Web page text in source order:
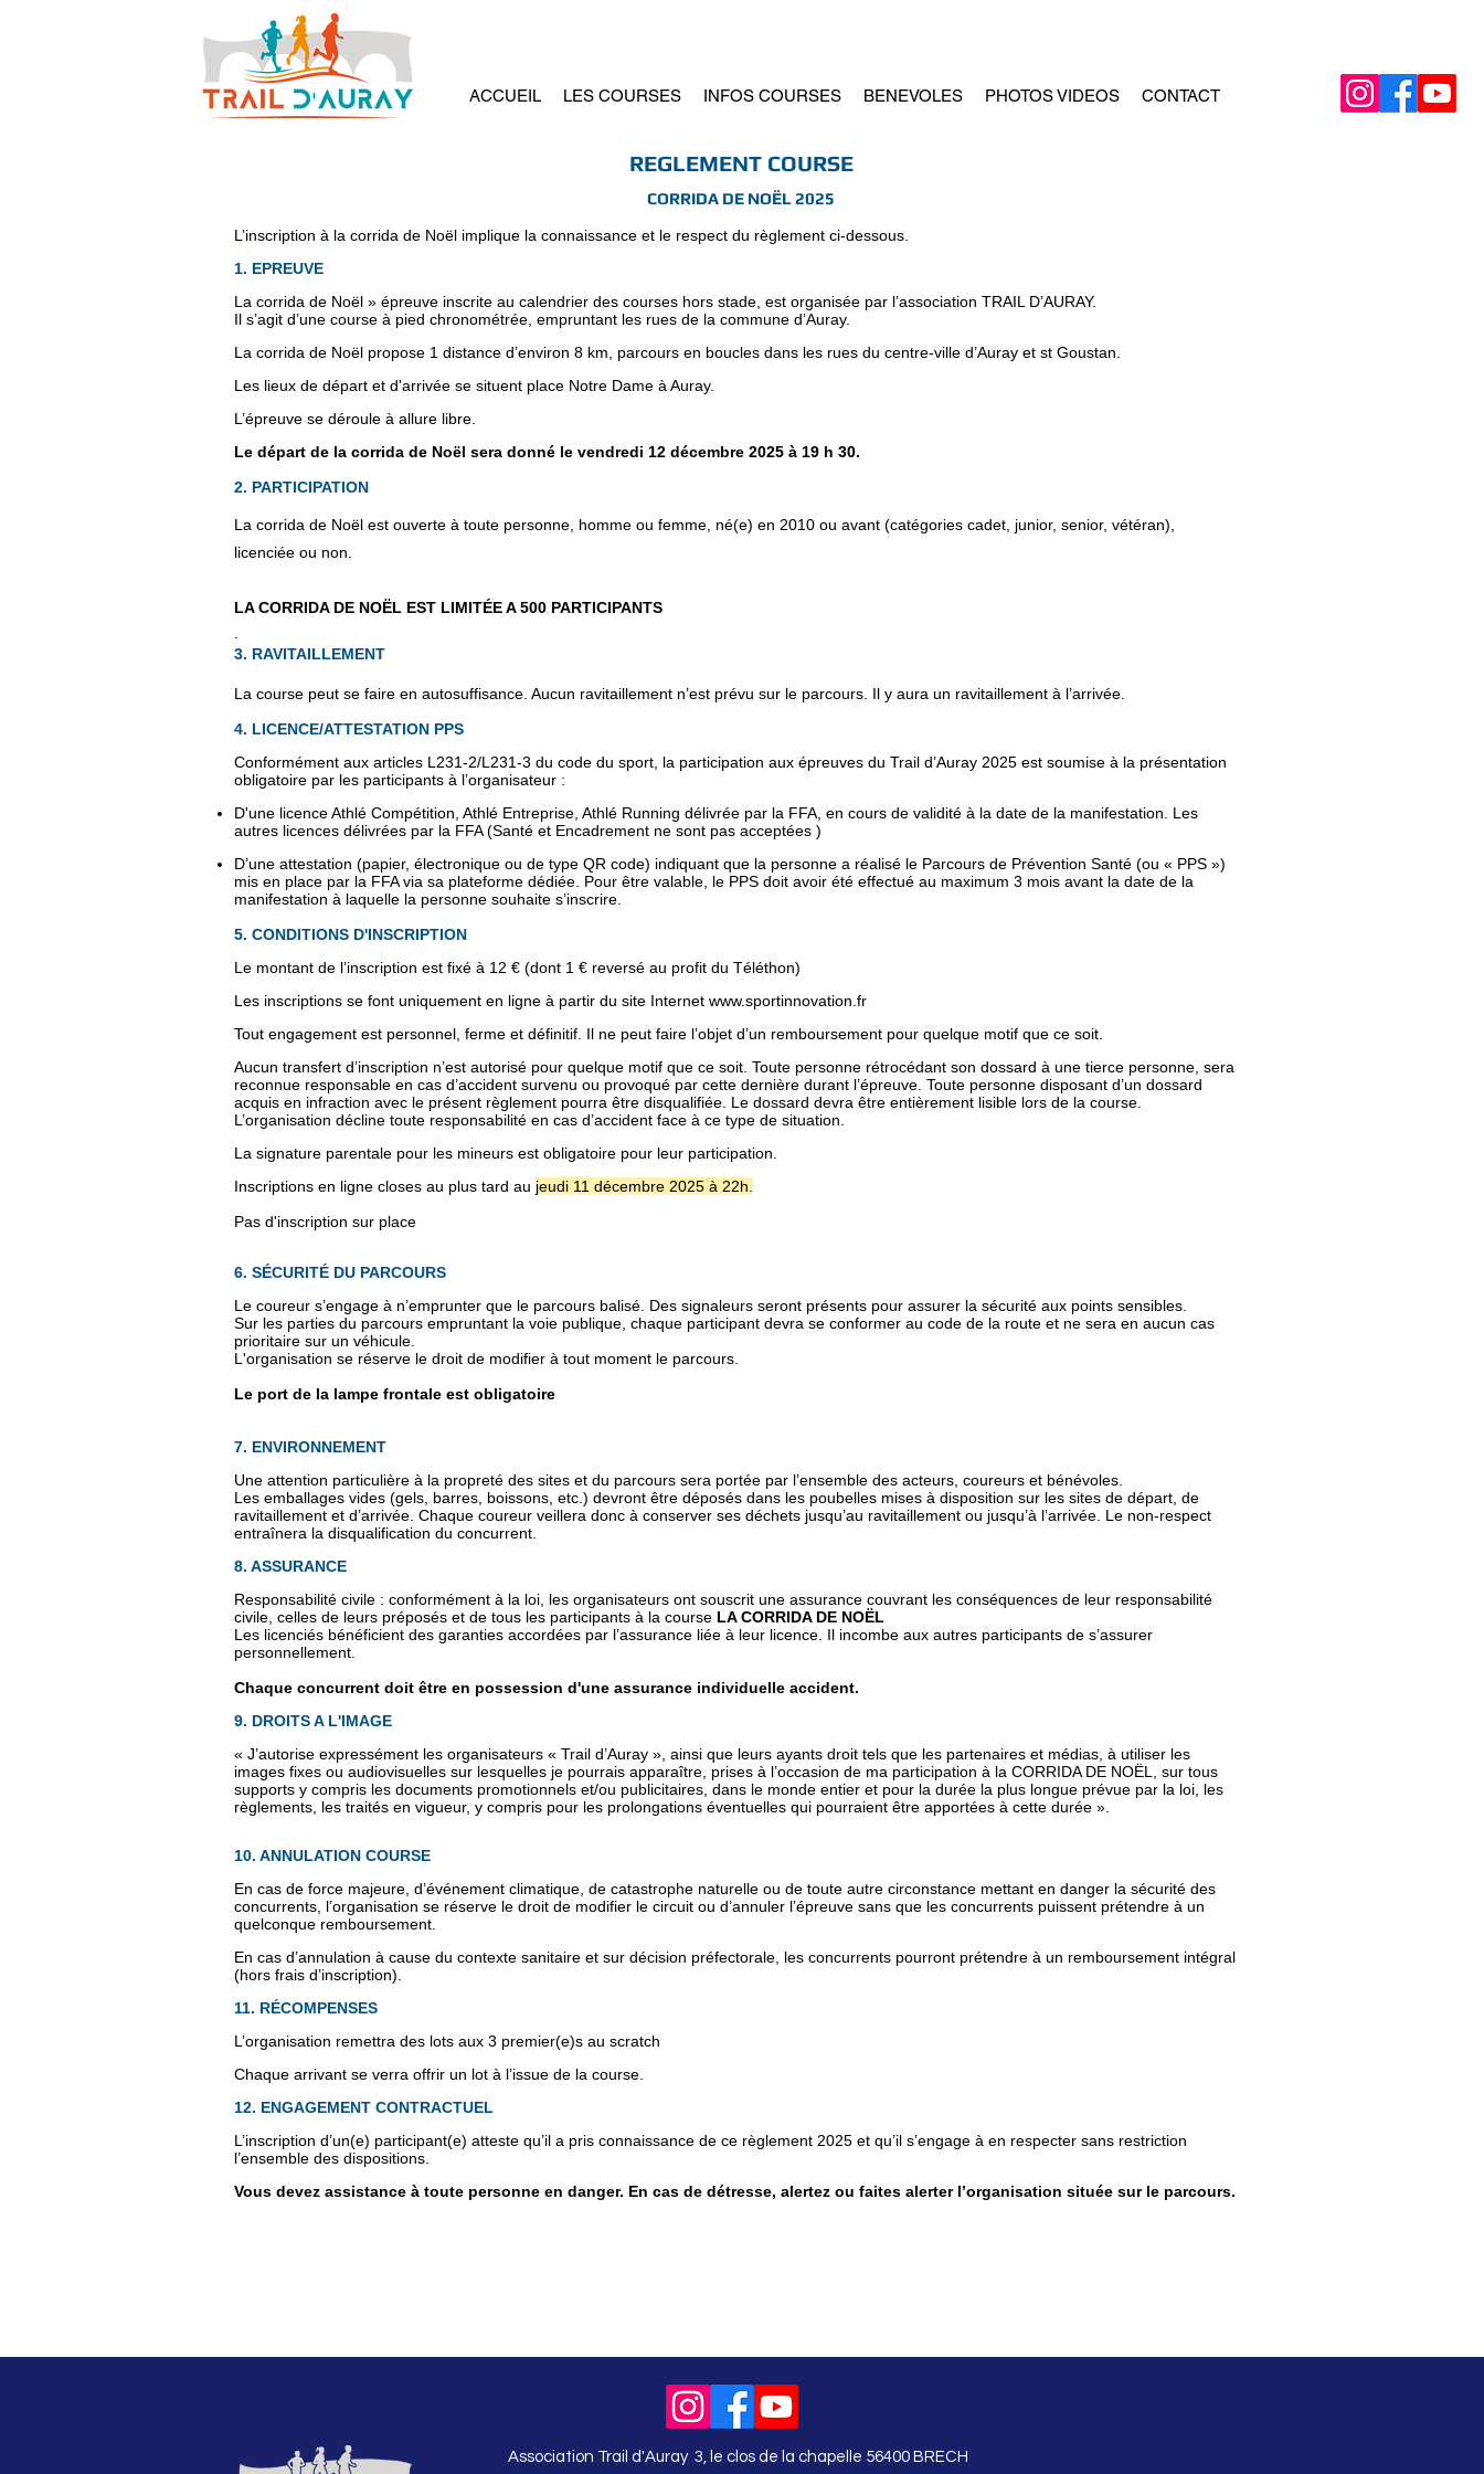
ACCUEIL LES COURSES INFOS COURSES BENEVOLES PHOTOS VIDEOS CONTACT
REGLEMENT COURSE
CORRIDA DE NOËL 2025
L’inscription à la corrida de Noël implique la connaissance et le respect du règlement ci-dessous.
1. EPREUVE
La corrida de Noël » épreuve inscrite au calendrier des courses hors stade, est organisée par l’association TRAIL D’AURAY.
Il s’agit d’une course à pied chronométrée, empruntant les rues de la commune d’Auray.
La corrida de Noël propose 1 distance d’environ 8 km, parcours en boucles dans les rues du centre-ville d’Auray et st Goustan.
Les lieux de départ et d'arrivée se situent place Notre Dame à Auray.
L’épreuve se déroule à allure libre.
Le départ de la corrida de Noël sera donné le vendredi 12 décembre 2025 à 19 h 30.
2. PARTICIPATION
La corrida de Noël est ouverte à toute personne, homme ou femme, né(e) en 2010 ou avant (catégories cadet, junior, senior, vétéran),
licenciée ou non.
LA CORRIDA DE NOËL EST LIMITÉE A 500 PARTICIPANTS
3. RAVITAILLEMENT
La course peut se faire en autosuffisance. Aucun ravitaillement n’est prévu sur le parcours. Il y aura un ravitaillement à l’arrivée.
4. LICENCE/ATTESTATION PPS
Conformément aux articles L231-2/L231-3 du code du sport, la participation aux épreuves du Trail d’Auray 2025 est soumise à la présentation
obligatoire par les participants à l’organisateur :
D'une licence Athlé Compétition, Athlé Entreprise, Athlé Running délivrée par la FFA, en cours de validité à la date de la manifestation. Les
autres licences délivrées par la FFA (Santé et Encadrement ne sont pas acceptées )
D’une attestation (papier, électronique ou de type QR code) indiquant que la personne a réalisé le Parcours de Prévention Santé (ou « PPS »)
mis en place par la FFA via sa plateforme dédiée. Pour être valable, le PPS doit avoir été effectué au maximum 3 mois avant la date de la
manifestation à laquelle la personne souhaite s’inscrire.
5. CONDITIONS D'INSCRIPTION
Le montant de l’inscription est fixé à 12 € (dont 1 € reversé au profit du Téléthon)
Les inscriptions se font uniquement en ligne à partir du site Internet www.sportinnovation.fr
Tout engagement est personnel, ferme et définitif. Il ne peut faire l’objet d’un remboursement pour quelque motif que ce soit.
Aucun transfert d’inscription n’est autorisé pour quelque motif que ce soit. Toute personne rétrocédant son dossard à une tierce personne, sera
reconnue responsable en cas d’accident survenu ou provoqué par cette dernière durant l’épreuve. Toute personne disposant d’un dossard
acquis en infraction avec le présent règlement pourra être disqualifiée. Le dossard devra être entièrement lisible lors de la course.
L’organisation décline toute responsabilité en cas d’accident face à ce type de situation.
La signature parentale pour les mineurs est obligatoire pour leur participation.
Inscriptions en ligne closes au plus tard au jeudi 11 décembre 2025 à 22h.
Pas d'inscription sur place
6. SÉCURITÉ DU PARCOURS
Le coureur s’engage à n’emprunter que le parcours balisé. Des signaleurs seront présents pour assurer la sécurité aux points sensibles.
Sur les parties du parcours empruntant la voie publique, chaque participant devra se conformer au code de la route et ne sera en aucun cas
prioritaire sur un véhicule.
L'organisation se réserve le droit de modifier à tout moment le parcours.
Le port de la lampe frontale est obligatoire
7. ENVIRONNEMENT
Une attention particulière à la propreté des sites et du parcours sera portée par l’ensemble des acteurs, coureurs et bénévoles.
Les emballages vides (gels, barres, boissons, etc.) devront être déposés dans les poubelles mises à disposition sur les sites de départ, de
ravitaillement et d’arrivée. Chaque coureur veillera donc à conserver ses déchets jusqu’au ravitaillement ou jusqu’à l’arrivée. Le non-respect
entraînera la disqualification du concurrent.
8. ASSURANCE
Responsabilité civile : conformément à la loi, les organisateurs ont souscrit une assurance couvrant les conséquences de leur responsabilité
civile, celles de leurs préposés et de tous les participants à la course LA CORRIDA DE NOËL
Les licenciés bénéficient des garanties accordées par l’assurance liée à leur licence. Il incombe aux autres participants de s’assurer
personnellement.
Chaque concurrent doit être en possession d'une assurance individuelle accident.
9. DROITS A L'IMAGE
« J’autorise expressément les organisateurs « Trail d’Auray », ainsi que leurs ayants droit tels que les partenaires et médias, à utiliser les
images fixes ou audiovisuelles sur lesquelles je pourrais apparaître, prises à l’occasion de ma participation à la CORRIDA DE NOËL, sur tous
supports y compris les documents promotionnels et/ou publicitaires, dans le monde entier et pour la durée la plus longue prévue par la loi, les
règlements, les traités en vigueur, y compris pour les prolongations éventuelles qui pourraient être apportées à cette durée ».
10. ANNULATION COURSE
En cas de force majeure, d’événement climatique, de catastrophe naturelle ou de toute autre circonstance mettant en danger la sécurité des
concurrents, l’organisation se réserve le droit de modifier le circuit ou d’annuler l’épreuve sans que les concurrents puissent prétendre à un
quelconque remboursement.
En cas d’annulation à cause du contexte sanitaire et sur décision préfectorale, les concurrents pourront prétendre à un remboursement intégral
(hors frais d’inscription).
11. RÉCOMPENSES
L’organisation remettra des lots aux 3 premier(e)s au scratch
Chaque arrivant se verra offrir un lot à l’issue de la course.
12. ENGAGEMENT CONTRACTUEL
L’inscription d’un(e) participant(e) atteste qu’il a pris connaissance de ce règlement 2025 et qu’il s’engage à en respecter sans restriction
l’ensemble des dispositions.
Vous devez assistance à toute personne en danger. En cas de détresse, alertez ou faites alerter l’organisation située sur le parcours.
Association Trail d'Auray 3, le clos de la chapelle 56400 BRECH